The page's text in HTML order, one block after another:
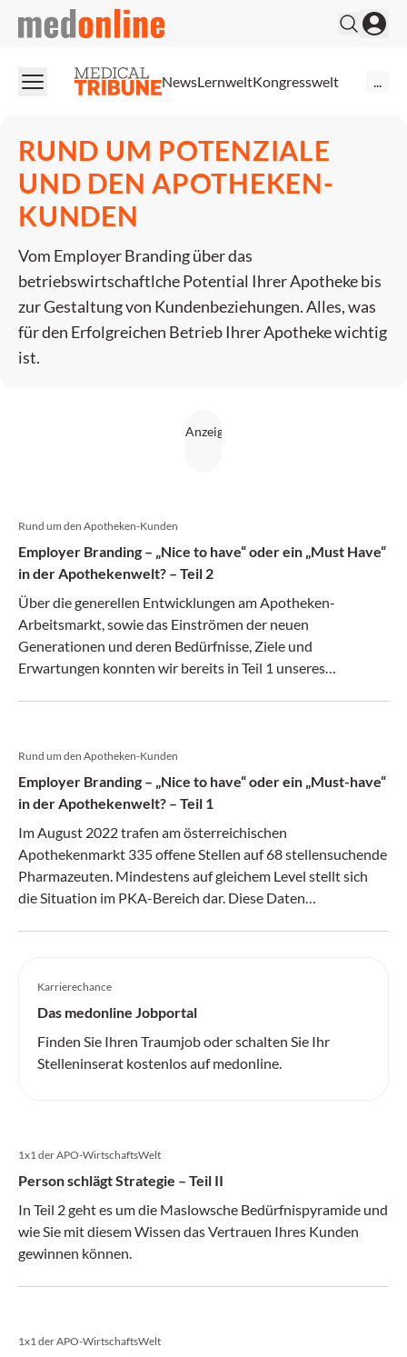
medonline
NewsLernweltKongresswelt
RUND UM POTENZIALE
UND DEN APOTHEKEN-
KUNDEN
Vom Employer Branding über das
betriebswirtschaftlche Potential Ihrer Apotheke bis
zur Gestaltung von Kundenbeziehungen. Alles, was
für den Erfolgreichen Betrieb Ihrer Apotheke wichtig
ist.
Rund um den Apotheken-Kunden
Employer Branding – „Nice to have“ oder ein „Must Have“
in der Apothekenwelt? – Teil 2
Über die generellen Entwicklungen am Apotheken-
Arbeitsmarkt, sowie das Einströmen der neuen
Generationen und deren Bedürfnisse, Ziele und
Erwartungen konnten wir bereits in Teil 1 unseres
Apotheke eingehen.
Rund um den Apotheken-Kunden
Employer Branding – „Nice to have“ oder ein „Must-have“
in der Apothekenwelt? – Teil 1
Im August 2022 trafen am österreichischen
Apothekenmarkt 335 offene Stellen auf 68 stellensuchende
Pharmazeuten. Mindestens auf gleichem Level stellt sich
die Situation im PKA-Bereich dar. Diese Daten
auch in einen Arbeitnehmermarkt in der Apothekenwelt
gewandelt. Der Arbeitnehmermarkt beschreibt eine
Angebot an verfügbaren Arbeitskräften
mit entsprechender Qualifizierung gibt. Parallel erleben wir
unterschiedlichen Generationen und deren Bedürfnisse
verlangen automatisch eine neue, flexible Arbeitswelt, die
auch in der Apotheke Einzug halten wird.
Karrierechance
Das medonline Jobportal
Finden Sie Ihren Traumjob oder schalten Sie Ihr
Stelleninserat kostenlos auf medonline.
1x1 der APO-WirtschaftsWelt
Person schlägt Strategie – Teil II
In Teil 2 geht es um die Maslowsche Bedürfnispyramide und
wie Sie mit diesem Wissen das Vertrauen Ihres Kunden
gewinnen können.
1x1 der APO-WirtschaftsWelt